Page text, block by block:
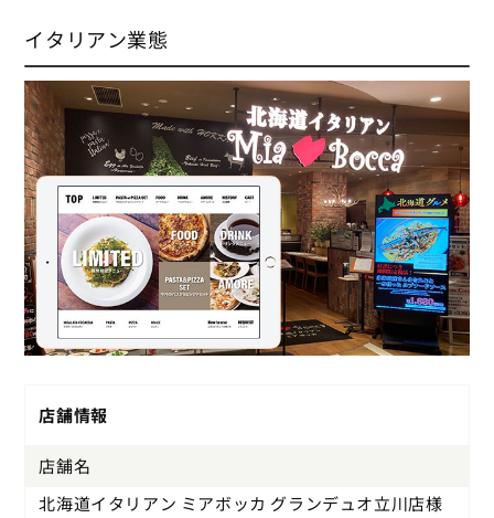
イタリアン業態
店舗情報
店舗名
北海道イタリアン ミアボッカ グランデュオ立川店様